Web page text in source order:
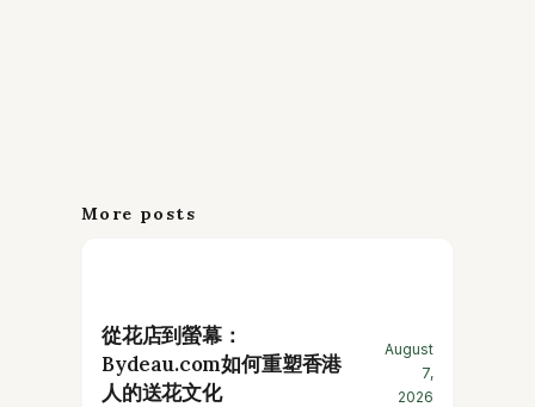
More posts
從花店到螢幕：
Bydeau.com如何重塑香港
人的送花文化
August
7,
2026